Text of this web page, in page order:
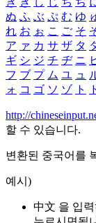
ぬ ふ ぶ ぷ む ゆ
れ お ぉ こ ご そ
ア ァ カ サ ザ タ
ギ シ ジ チ ヂ ニ
フ ブ プ ム ユ ュ
ォ コ ゴ ソ ゾ ト
http://
할 수 있습니다.
변환된 중국어를
예시)
中文 을 입